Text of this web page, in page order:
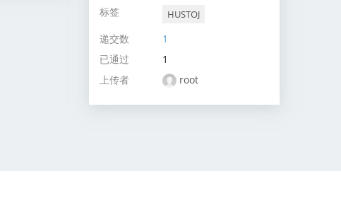
标签
HUSTOJ
递交数
1
已通过
1
上传者
root